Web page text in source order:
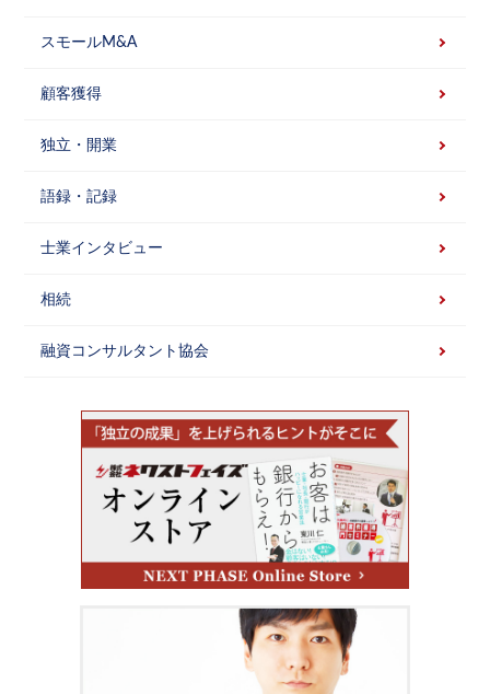
スモールM&A
顧客獲得
独立・開業
語録・記録
士業インタビュー
相続
融資コンサルタント協会